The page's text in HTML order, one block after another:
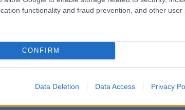
functionality and fraud prevention, and other user
CONFIRM
Data Deletion Data Access Privacy